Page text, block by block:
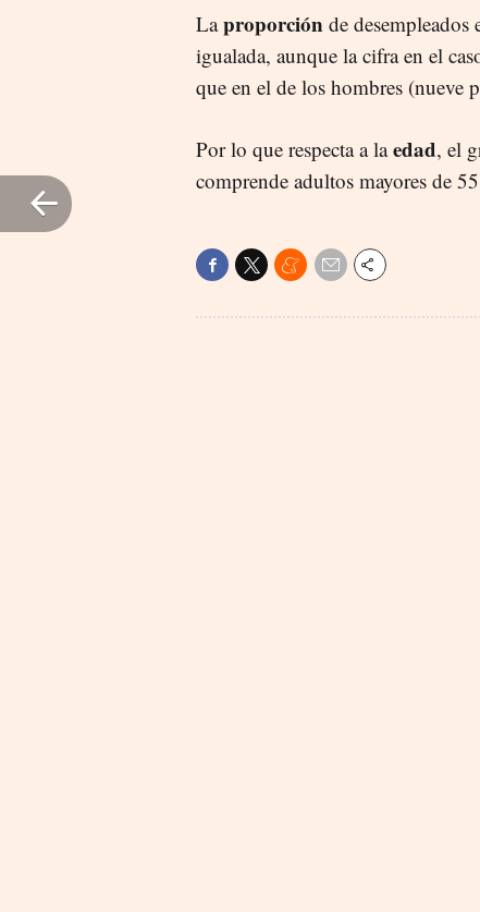
Laproporción de desempleados
igualada, aunque la cifra en el
que en el de los hombres (nueve
Por lo que respecta a laedad, el
comprende adultos mayores de